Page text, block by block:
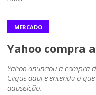
MERCADO
Yahoo compra
Yahoo anunciou a compra
Clique aqui e entenda o
aqusisição.